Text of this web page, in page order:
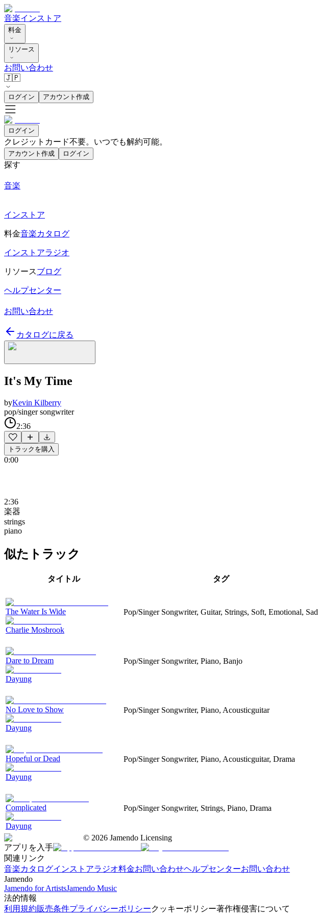
音楽インストア
料金
リソース
お問い合わせ
🇯🇵
ログイン アカウント作成
ログイン
クレジットカード不要。いつでも解約可能。
アカウント作成 ログイン
探す
音楽
インストア
料金音楽カタログ
インストアラジオ
リソースブログ
ヘルプセンター
お問い合わせ
カタログに戻る
It's My Time
byKevin Kilberry
pop/singer songwriter
2:36
トラックを購入
0:00
2:36
楽器
strings
piano
似たトラック
タイトル タグ
The Water Is Wide
Charlie Mosbrook
Pop/Singer Songwriter, Guitar, Strings, Soft, Emotional, Sad
Dare to Dream
Dayung
Pop/Singer Songwriter, Piano, Banjo
No Love to Show
Dayung
Pop/Singer Songwriter, Piano, Acousticguitar
Hopeful or Dead
Dayung
Pop/Singer Songwriter, Piano, Acousticguitar, Drama
Complicated
Dayung
Pop/Singer Songwriter, Strings, Piano, Drama
© 2026 Jamendo Licensing
アプリを入手
関連リンク
音楽カタログインストアラジオ料金お問い合わせヘルプセンターお問い合わせ
Jamendo
Jamendo for ArtistsJamendo Music
法的情報
利用規約販売条件プライバシーポリシークッキーポリシー著作権侵害について